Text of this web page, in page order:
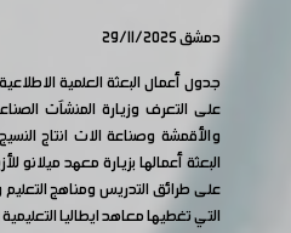
دمشق 29/11/2025
جدول أعمال البعثة العلمية
على التعرف وزيارة المنشآت
والأقمشة وصناعة الات انتاج
البعثة أعمالها بزيارة معهد ميلانو
على طرائق التدريس ومناهج التعليم
التي تغطيها معاهد ايطاليا